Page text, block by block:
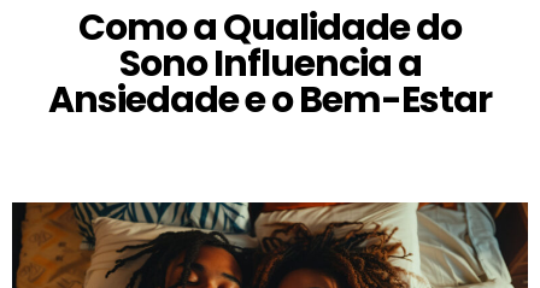
Como a Qualidade do
Sono Influencia a
Ansiedade e o Bem-Estar